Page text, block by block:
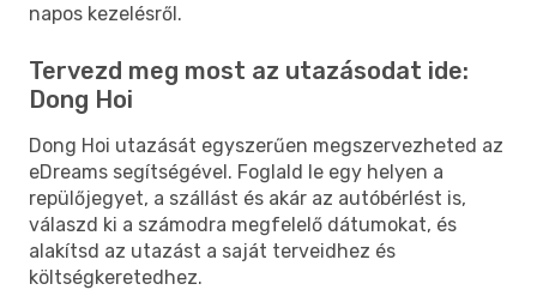
napos kezelésről.
Tervezd meg most az utazásodat ide:
Dong Hoi
Dong Hoi utazását egyszerűen megszervezheted az
eDreams segítségével. Foglald le egy helyen a
repülőjegyet, a szállást és akár az autóbérlést is,
válaszd ki a számodra megfelelő dátumokat, és
alakítsd az utazást a saját terveidhez és
költségkeretedhez.